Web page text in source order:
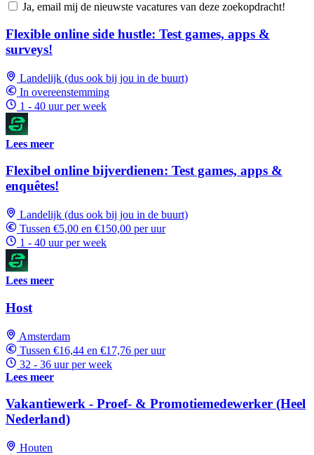
Ja, email mij de nieuwste vacatures van deze zoekopdracht!
Flexible online side hustle: Test games, apps &
surveys!
Landelijk (dus ook bij jou in de buurt)
In overeenstemming
1 - 40 uur per week
Lees meer
Flexibel online bijverdienen: Test games, apps &
enquêtes!
Landelijk (dus ook bij jou in de buurt)
Tussen €5,00 en €150,00 per uur
1 - 40 uur per week
Lees meer
Host
Amsterdam
Tussen €16,44 en €17,76 per uur
32 - 36 uur per week
Lees meer
Vakantiewerk - Proef- & Promotiemedewerker (Heel
Nederland)
Houten